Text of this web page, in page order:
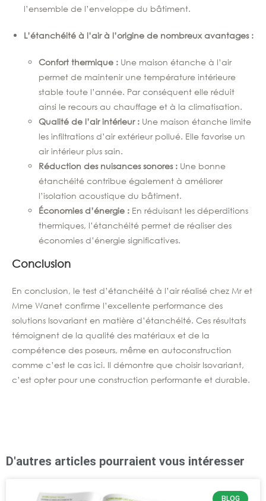
l’ensemble de l’enveloppe du bâtiment.
L’étanchéité à l’air à l’origine de nombreux avantages :
Confort thermique : Une maison étanche à l’air
permet de maintenir une température intérieure
stable toute l’année. Par conséquent elle réduit
ainsi le recours au chauffage et à la climatisation.
Qualité de l’air intérieur : Une maison étanche limite
les infiltrations d’air extérieur pollué. Elle favorise un
air intérieur plus sain.
Réduction des nuisances sonores : Une bonne
étanchéité contribue également à améliorer
l’isolation acoustique du bâtiment.
Économies d’énergie : En réduisant les déperditions
thermiques, l’étanchéité permet de réaliser des
économies d’énergie significatives.
Conclusion
En conclusion, le test d’étanchéité à l’air réalisé chez Mr et
Mme Wanet confirme l’excellente performance des
solutions Isovariant en matière d’étanchéité. Ces résultats
témoignent de la qualité des matériaux et de la
compétence des poseurs, même en autoconstruction
comme c’est le cas ici. Il démontre que choisir Isovariant,
c’est opter pour une construction performante et durable.
D'autres articles pourraient vous intéresser
BLOG